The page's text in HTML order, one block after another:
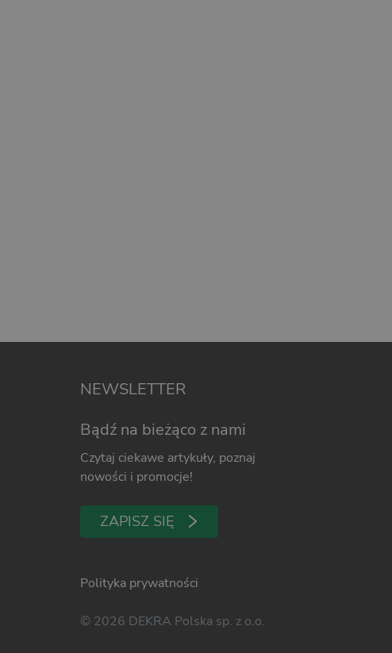
NEWSLETTER
Bądź na bieżąco z nami
Czytaj ciekawe artykuły, poznaj
nowości i promocje!
ZAPISZ SIĘ
Polityka prywatności
© 2026 DEKRA Polska sp. z o.o.